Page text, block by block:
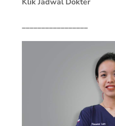
_________________